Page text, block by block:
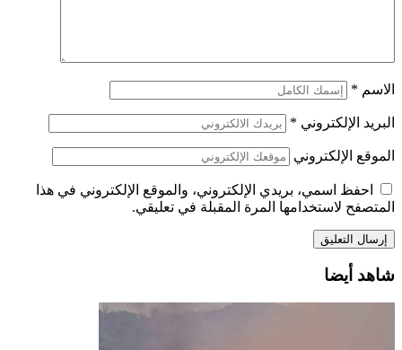
الاسم *
البريد الإلكتروني *
الموقع الإلكتروني
احفظ اسمي، بريدي الإلكتروني، والموقع الإلكتروني في هذا
المتصفح لاستخدامها المرة المقبلة في تعليقي.
شاهد أيضا